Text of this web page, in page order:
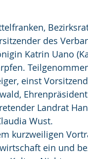
des
Katrin Uano
einst
Landrat
Wust.
kurzweiligen
ein und